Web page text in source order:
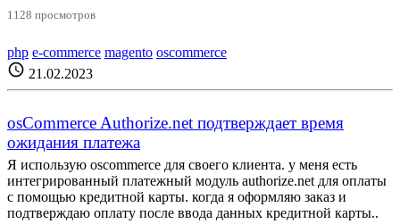
1128 просмотров
php e-commerce magento oscommerce
schedule 21.02.2023
osCommerce Authorize.net подтверждает время
ожидания платежа
Я использую oscommerce для своего клиента. у меня есть
интегрированный платежный модуль authorize.net для оплаты
с помощью кредитной карты. когда я оформляю заказ и
подтверждаю оплату после ввода данных кредитной карты..